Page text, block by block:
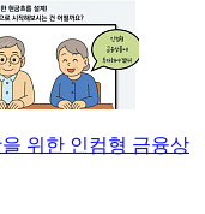
위한 인컴형 금융상